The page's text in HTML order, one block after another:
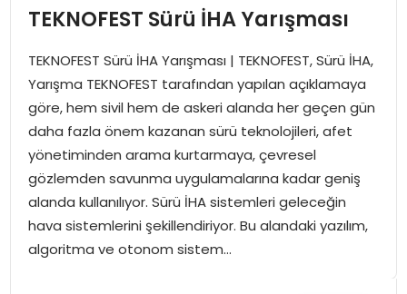
GÜNCEL
TEKNOLOJI
EĞITIM
SPOR
GÜNDEM
TEKNOFEST Sürü İHA Yarışması
TEKNOFEST Sürü İHA Yarışması | TEKNOFEST, Sürü İHA,
Yarışma TEKNOFEST tarafından yapılan açıklamaya
göre, hem sivil hem de askeri alanda her geçen gün
daha fazla önem kazanan sürü teknolojileri, afet
yönetiminden arama kurtarmaya, çevresel
gözlemden savunma uygulamalarına kadar geniş
alanda kullanılıyor. Sürü İHA sistemleri geleceğin
hava sistemlerini şekillendiriyor. Bu alandaki yazılım,
algoritma ve otonom sistem…